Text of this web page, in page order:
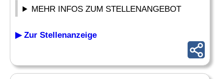
MEHR INFOS ZUM STELLENANGEBOT
▶ Zur Stellenanzeige